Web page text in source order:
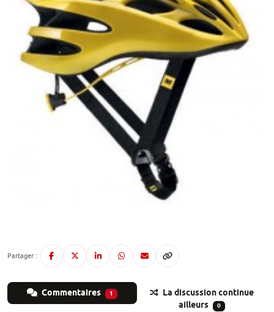
Partager :
Commentaires 1
La discussion continue
ailleurs
0